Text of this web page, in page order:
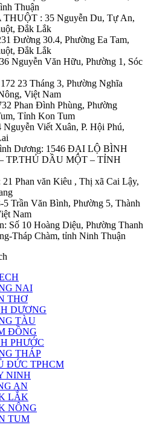
Thuận
: 35 Nguyễn Du, Tự An,
Đắk Lắk
Đường 30.4, Phường Ea Tam,
Đắk Lắk
Nguyễn Văn Hữu, Phường 1, Sóc
23 Tháng 3, Phường Nghĩa
Việt Nam
Phan Đình Phùng, Phường
Tỉnh Kon Tum
Viết Xuân, P. Hội Phú,
Dương: 1546 ĐẠI LỘ BÌNH
TP.THỦ DẦU MỘT – TỈNH
Phan văn Kiêu , Thị xã Cai Lậy,
Trần Văn Bình, Phường 5, Thành
Nam
Số 10 Hoàng Diệu, Phường Thanh
Tháp Chàm, tỉnh Ninh Thuận
NAI
THƠ
DƯƠNG
TÀU
ĐỒNG
PHƯỚC
THÁP
ĐỨC TPHCM
NINH
AN
LẮK
NÔNG
TUM